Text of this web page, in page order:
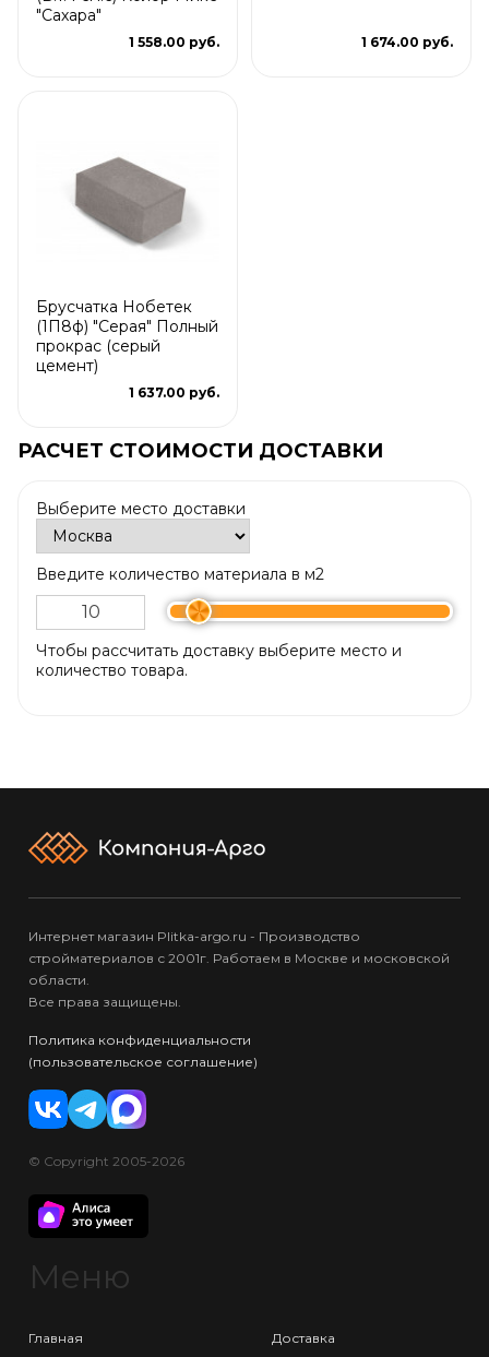
"Сахара"
1 558.00 руб. 1 674.00 руб.
Брусчатка Нобетек
(1П8ф) "Серая" Полный
прокрас (серый
цемент)
1 637.00 руб.
РАСЧЕТ СТОИМОСТИ ДОСТАВКИ
Выберите место доставки
Введите количество материала в м2
Чтобы рассчитать доставку выберите место и
количество товара.
Интернет магазин Plitka-argo.ru - Производство
стройматериалов с 2001г. Работаем в Москве и московской
области.
Все права защищены.
Политика конфиденциальности
(пользовательское соглашение)
© Copyright 2005-2026
Меню
Главная Доставка